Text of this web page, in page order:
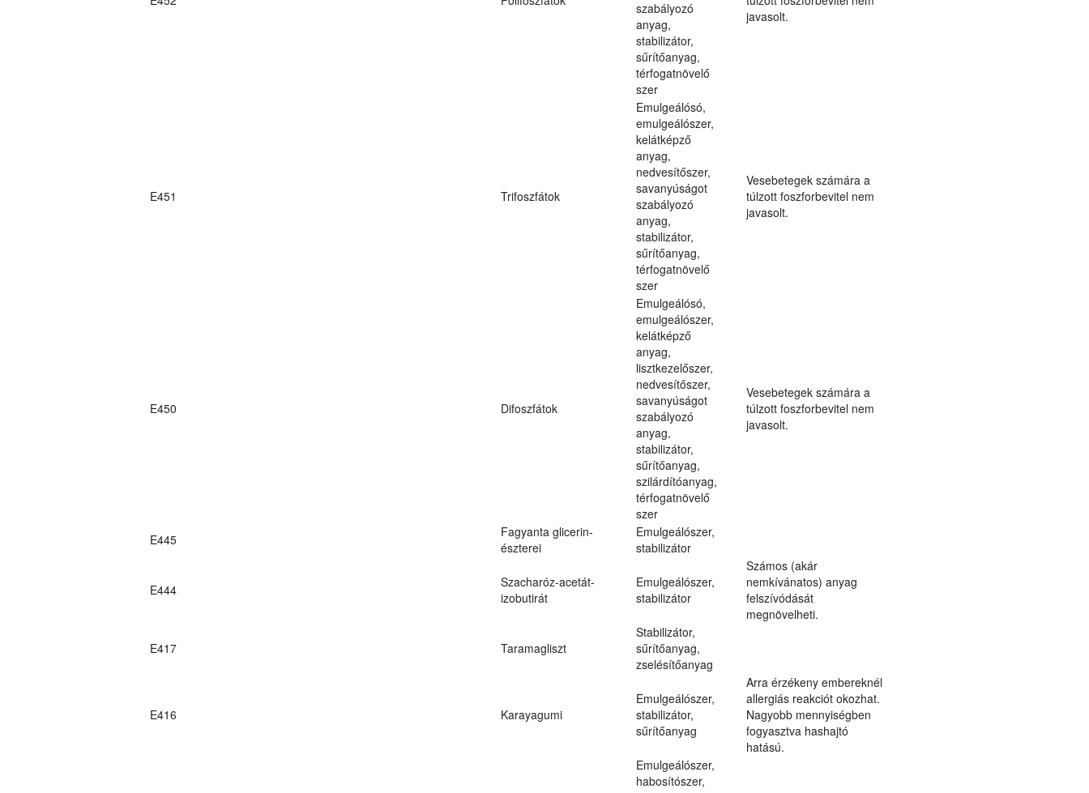
szabályozó
anyag,
stabilizátor,
sűrítőanyag,
térfogatnövelő
szer
javasolt.
E451 Trifoszfátok
Emulgeálósó,
emulgeálószer,
kelátképző
anyag,
nedvesítőszer,
savanyúságot
szabályozó
anyag,
stabilizátor,
sűrítőanyag,
térfogatnövelő
szer
Vesebetegek számára a
túlzott foszforbevitel nem
javasolt.
E450 Difoszfátok
Emulgeálósó,
emulgeálószer,
kelátképző
anyag,
lisztkezelőszer,
nedvesítőszer,
savanyúságot
szabályozó
anyag,
stabilizátor,
sűrítőanyag,
szilárdítóanyag,
térfogatnövelő
szer
Vesebetegek számára a
túlzott foszforbevitel nem
javasolt.
E445
Fagyanta glicerin-
észterei
Emulgeálószer,
stabilizátor
E444
Szacharóz-acetát-
izobutirát
Emulgeálószer,
stabilizátor
Számos (akár
nemkívánatos) anyag
felszívódását
megnövelheti.
E417 Taramagliszt
Stabilizátor,
sűrítőanyag,
zselésítőanyag
E416 Karayagumi
Emulgeálószer,
stabilizátor,
sűrítőanyag
Arra érzékeny embereknél
allergiás reakciót okozhat.
Nagyobb mennyiségben
fogyasztva hashajtó
hatású.
Emulgeálószer,
habosítószer,